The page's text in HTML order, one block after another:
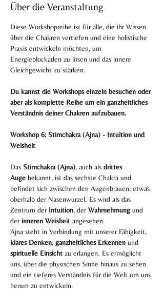
Über die Veranstaltung
Diese Workshopreihe ist für alle, die ihr Wissen
über die Chakren vertiefen und eine holistische
Praxis entwickeln möchten, um
Energieblockaden zu lösen und das innere
Gleichgewicht zu stärken.
Du kannst die Workshops einzeln besuchen oder
aber als komplette Reihe um ein ganzheitliches
Verständnis deiner Chakren aufzubauen.
Workshop 6: Stirnchakra (Ajna) - Intuition und
Weisheit
Das Stirnchakra (Ajna), auch als drittes
Auge bekannt, ist das sechste Chakra und
befindet sich zwischen den Augenbrauen, etwas
oberhalb der Nasenwurzel. Es wird als das
Zentrum der Intuition, der Wahrnehmung und
der inneren Weisheit angesehen.
Ajna steht in Verbindung mit unserer Fähigkeit,
klares Denken, ganzheitliches Erkennen und
spirituelle Einsicht zu erlangen. Es ermöglicht
uns, über die physischen Sinne hinaus zu sehen
und ein tieferes Verständnis für die Welt um uns
herum zu entwickeln.